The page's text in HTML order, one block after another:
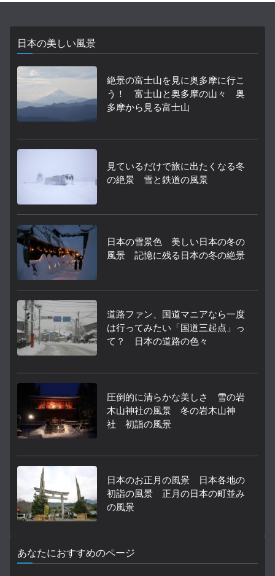
日本の美しい風景
絶景の富士山を見に奥多摩に行こ
う！ 富士山と奥多摩の山々 奥
多摩から見る富士山
見ているだけで旅に出たくなる冬
の絶景 雪と鉄道の風景
日本の雪景色 美しい日本の冬の
風景 記憶に残る日本の冬の絶景
道路ファン、国道マニアなら一度
は行ってみたい「国道三起点」っ
て？ 日本の道路の色々
圧倒的に清らかな美しさ 雪の岩
木山神社の風景 冬の岩木山神
社 初詣の風景
日本のお正月の風景 日本各地の
初詣の風景 正月の日本の町並み
の風景
あなたにおすすめのページ